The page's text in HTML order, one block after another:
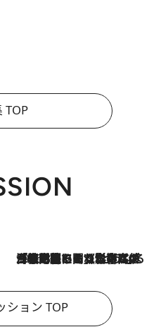
TOP
2026.8.3
「住宅建てられない…」「サーチャージ料の高値が続いている」ホルムズ海峡封鎖による影響はいつまで続く？《エネルギー専門家に聞く“どうなる日本の暮らし”》
ション TOP